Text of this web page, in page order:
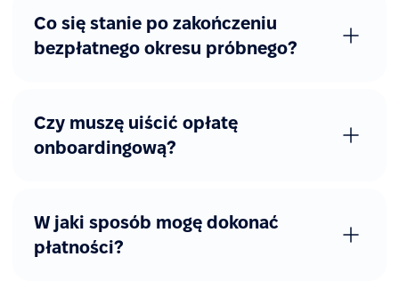
Co się stanie po zakończeniu
bezpłatnego okresu próbnego?
Czy muszę uiścić opłatę
onboardingową?
W jaki sposób mogę dokonać
płatności?